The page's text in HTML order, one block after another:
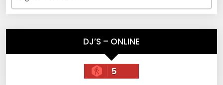
DJ’S – ONLINE
5